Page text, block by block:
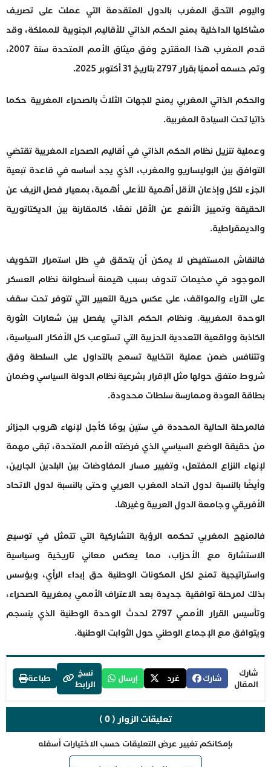
واليوم التحق المغرب بالدول المتقدمة التي عملت على تصريف
مشاكلها الداخلية بمنح الحكم الذاتي للأقاليم الجنوبية للمملكة، وقد
قدم المغرب هذا المقترح وفق ميثاق الأمم المتحدة سنة 2007،
وتم حسمه أمميًا بقرار 2797 بتاريخ 31 أكتوبر 2025.
والحكم الذاتي المغربي يمنح للجهات الثلاث بالصحراء المغربية حكما
ذاتيا تحت السيادة المغربية.
وعملية تنزيل نظام الحكم الذاتي في أقاليم الصحراء المغربية تقتضي
التوافق بين البوليساريو والمغرب، الذي يجد أساسه في قاعدة تبعية
الجزء للكل وإذعان الأقل أهمية للأعلى أهمية، بمعيار فصل الزيف عن
الحقيقة وتمييز الأنفع عن الأقل نفعًا، كالمقارنة بين الديكتاتورية
والديمقراطية.
فالنقاش المستفيض لا يمكن أن يتحقق في ظل استمرار التخويف
الموجود في مخيمات تندوف بسبب هيمنة أسطوانة نظام العسكر
على الآراء والمواقف، على عكس حرية التعبير التي تتوفر تحت سقف
الوحدة المغربية. ونظام الحكم الذاتي يفصل بين شعارات الثورة
الكاذبة وواقعية التعددية الحزبية التي تستوعب كل الأفكار السياسية،
وتتنافس ضمن عملية انتخابية تسمح بالتداول على السلطة وفق
شروط متفق حولها مثل الإقرار بشرعية نظام الدولة السياسي وضمان
بطاقة العودة وممارسة سلطات محدودة.
فالمرحلة الحالية المحددة في ستين يومًا كأجل لإنهاء هروب الجزائر
من حقيقة الوضع السياسي الذي فرضته الأمم المتحدة، تبقى مهمة
لإنهاء النزاع المفتعل، وتغيير مسار المفاوضات بين البلدين الجارين،
وأيضًا بالنسبة لدول اتحاد المغرب العربي وحتى بالنسبة لدول الاتحاد
الأفريقي وجامعة الدول العربية وغيرها.
فالمنهج المغربي تحكمه الرؤية التشاركية التي تتمثل في توسيع
الاستشارة مع الأحزاب، مما يعكس معاني تاريخية وسياسية
واستراتيجية تمنح لكل المكونات الوطنية حق إبداء الرأي، ويؤسس
بذلك لمرحلة توافقية جديدة بعد الاعتراف الأممي بمغربية الصحراء،
وتأسيس القرار الأممي 2797 لحدث الوحدة الوطنية الذي ينسجم
ويتوافق مع الإجماع الوطني حول الثوابت الوطنية.
شارك
المقال
شارك غرد إرسال
نسخ
الرابط
طباعة
تعليقات الزوار ( 0 )
بإمكانكم تغيير عرض التعليقات حسب الاختيارات أسفله